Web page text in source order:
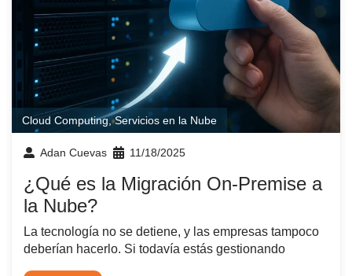
Cloud Computing,Servicios en la Nube
Adan Cuevas 11/18/2025
¿Qué es la Migración On-Premise a
la Nube?
La tecnología no se detiene, y las empresas tampoco
deberían hacerlo. Si todavía estás gestionando